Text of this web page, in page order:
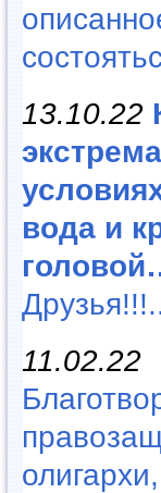
13.10.22
вода и
11.02.22